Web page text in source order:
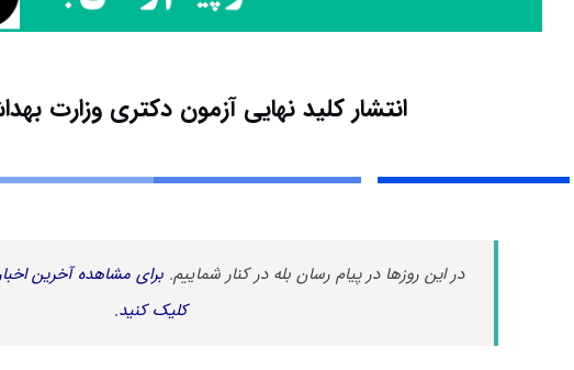
انتشار کلید نهایی آزمون دکتری وزارت بهداشت
در این روزها در پیام رسان بله در کنار شماییم. برای مشاهده آخرین
کلیک کنید.